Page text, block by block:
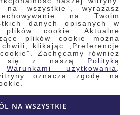
na wszystkie”, wyrażasz
na Twoim
danych opisanych w
cookie. Aktualne
plików cookie można
klikając „Preferencje
Zachęcamy również
się z naszą Polityką
Warunkami użytkowania
oznacza zgodę na
NA WSZYSTKIE
i pliki cookie